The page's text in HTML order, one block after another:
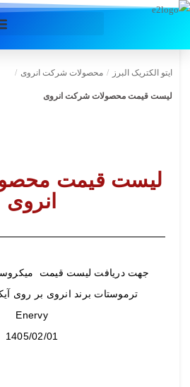
ایتو الکتریک البرز / محصولات شرکت انروی /
لیست قیمت محصولات شرکت انروی
لیست قیمت
انروی
ترموستات برند انروی بر روی
Enervy
1405/02/01